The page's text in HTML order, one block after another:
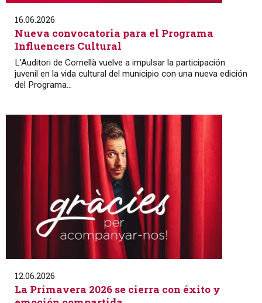
16.06.2026
Nueva convocatoria para el Programa
Influencers Cultural
L’Auditori de Cornellà vuelve a impulsar la participación
juvenil en la vida cultural del municipio con una nueva edición
del Programa...
12.06.2026
La Primavera 2026 se cierra con éxito y